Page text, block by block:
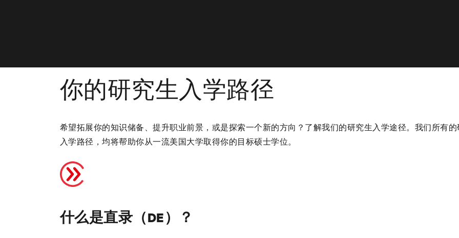
你的研究生入学路径
希望拓展你的知识储备、提升职业前景，或是探索一个新的方向？了解我们的研究生入学途径。我们所有的
入学路径，均将帮助你从一流美国大学取得你的目标硕士学位。
什么是直录（DE）？